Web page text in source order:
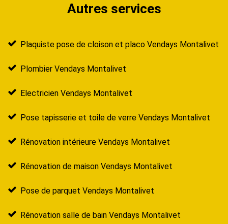
Autres services
Plaquiste pose de cloison et placo Vendays Montalivet
Plombier Vendays Montalivet
Electricien Vendays Montalivet
Pose tapisserie et toile de verre Vendays Montalivet
Rénovation intérieure Vendays Montalivet
Rénovation de maison Vendays Montalivet
Pose de parquet Vendays Montalivet
Rénovation salle de bain Vendays Montalivet